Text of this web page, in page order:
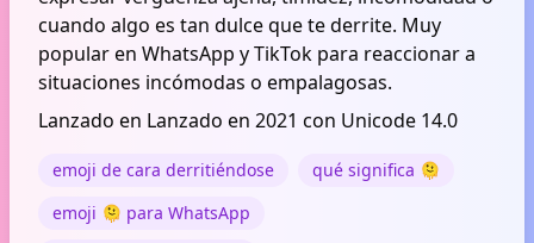
cuando algo es tan dulce que te derrite. Muy
popular en WhatsApp y TikTok para reaccionar a
situaciones incómodas o empalagosas.
Lanzado en Lanzado en 2021 con Unicode 14.0
emoji de cara derritiéndose
qué significa 🫠
emoji 🫠 para WhatsApp